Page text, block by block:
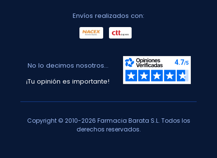
Envíos realizados con:
No lo decimos nosotros...
¡Tu opinión es importante!
Copyright © 2010-2026 Farmacia Barata S.L. Todos los
derechos reservados.